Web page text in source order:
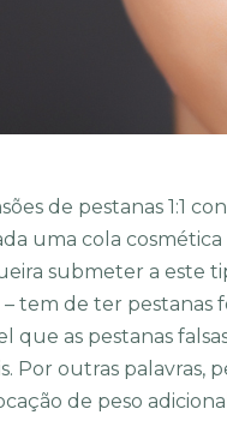
de pestanas 1:1
uma cola
submeter a este
tem de ter pestanas
que as pestanas
Por outras palavras,
de peso